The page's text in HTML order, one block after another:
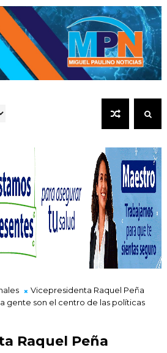
Vicepresidenta Raquel Peña
gente son el centro de las políticas
Raquel Peña